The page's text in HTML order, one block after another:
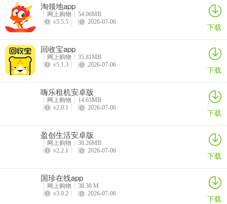
积分，消费场景中的积分也能统一管理整合。
3. 商品都是正品吗？
答：所有商品均有正品保证，源自品牌官方授权，经过严格筛选。
4. 如何成为会员？
答：打开 app 后注册登录账号即可开通会员，获取会员开卡礼及会员
答：积分可以当钱花，在超值兑换商城兑换韩国进口美妆、数码家电
及生活日用品等海量精选好物。
淘领地app
网上购物
54.06MB
v5.5.5
2026-07-06 下载
回收宝app
网上购物
35.81MB
v5.1.3
2026-07-06 下载
嗨乐租机安卓版
网上购物
14.63MB
v2.0.1
2026-07-06 下载
盈创生活安卓版
网上购物
38.26MB
v2.2.1
2026-07-06 下载
国珍在线app
网上购物
38.38 M
v3.0.2
2026-07-06 下载